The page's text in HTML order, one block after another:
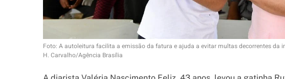
Foto: A autoleitura facilita a emissão da fatura e ajuda a evitar multas decorrentes
H. Carvalho/Agência Brasília